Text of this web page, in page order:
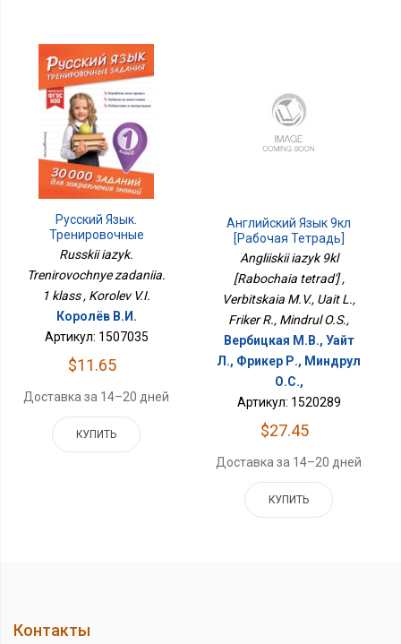
Русский Язык.
Тренировочные
Задания. 1 Класс
Russkii iazyk.
Trenirovochnye zadaniia.
1 klass , Korolev V.I.
Королёв В.И.
Артикул: 1507035
$11.65
Доставка за 14–20 дней
КУПИТЬ
Английский Язык 9кл
[Рабочая Тетрадь]
Angliiskii iazyk 9kl
[Rabochaia tetrad'] ,
Verbitskaia M.V., Uait L.,
Friker R., Mindrul O.S.,
Вербицкая М.В., Уайт
Л., Фрикер Р., Миндрул
О.С.,
Артикул: 1520289
$27.45
Доставка за 14–20 дней
КУПИТЬ
Контакты